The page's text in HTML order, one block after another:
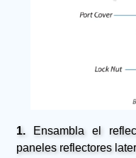
1. Ensambla el
paneles reflectores